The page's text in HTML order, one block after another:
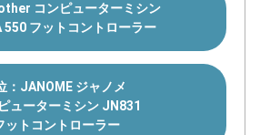
コンピューターミシン
550 フットコントローラー
：JANOME ジャノメ
ューターミシン JN831
ットコントローラー